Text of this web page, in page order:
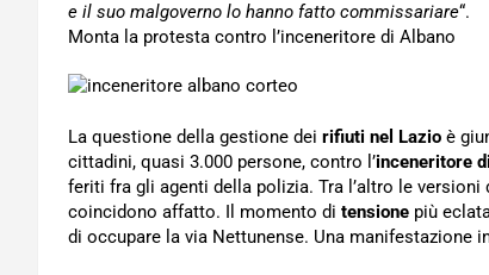
e il suo malgoverno lo hanno fatto commissariare“.
Monta la protesta contro l’inceneritore di Albano
La questione della gestione dei rifiuti nel Lazio è
cittadini, quasi 3.000 persone, contro l’inceneritore
feriti fra gli agenti della polizia. Tra l’altro le
coincidono affatto. Il momento di tensione più
di occupare la via Nettunense. Una manifestazione